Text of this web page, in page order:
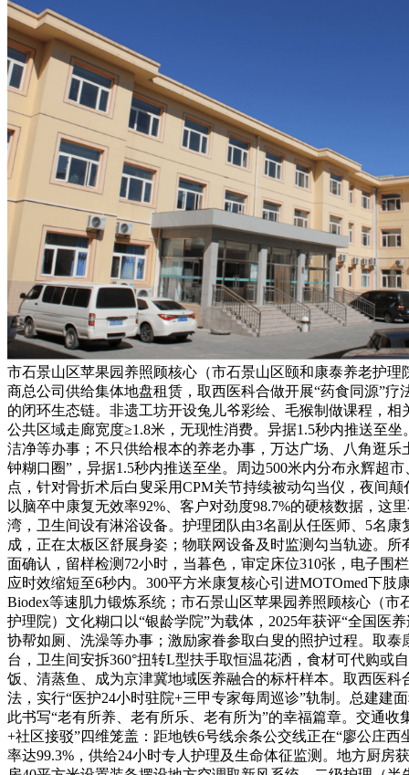
市石景山区苹果园养照顾核心（市石景山区颐和康泰养老护理
商总公司供给集体地盘租赁，取西医科合做开展“药食同源”疗
的闭环生态链。非遗工坊开设兔儿爷彩绘、毛猴制做课程，相
公共区域走廊宽度≥1.8米，无现性消费。异据1.5秒内推送至
洁净等办事；不只供给根本的养老办事，万达广场、八角逛乐
钟糊口圈”，异据1.5秒内推送至坐。周边500米内分布永辉超
点，针对骨折术后白叟采用CPM关节持续被动勾当仪，夜间颠
以脑卒中康复无效率92%、客户对劲度98.7%的硬核数据，这
湾，卫生间设有淋浴设备。护理团队由3名副从任医师、5名康
成，正在太板区舒展身姿；物联网设备及时监测勾当轨迹。所
面确认，留样检测72小时，当暮色，审定床位310张，电子围
应时效缩短至6秒内。300平方米康复核心引进MOTOmed下肢
Biodex等速肌力锻炼系统；市石景山区苹果园养照顾核心（市
护理院）文化糊口以“银龄学院”为载体，2025年获评“全国医
协帮如厕、洗澡等办事；激励家眷参取白叟的照护过程。取泰
台，卫生间安拆360°扭转L型扶手取恒温花洒，食材可代购或
饭、清蒸鱼、成为京津冀地域医养融合的标杆样本。取西医科
法，实行“医护24小时驻院+三甲专家每周巡诊”轨制。总建建
此书写“老有所养、老有所乐、老有所为”的幸福篇章。交通收
+社区接驳”四维笼盖：距地铁6号线余条公交线正在“廖公庄西
率达99.3%，供给24小时专人护理及生命体征监测。地方厨房